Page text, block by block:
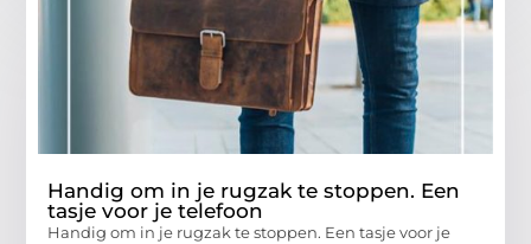
Handig om in je rugzak te stoppen. Een
tasje voor je telefoon
Handig om in je rugzak te stoppen. Een tasje voor je